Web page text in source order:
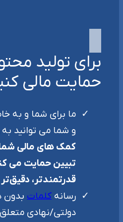
برای تولید
حمایت مالی
ما برای شما و به
و شما می توانید
کمک های مالی شما
تبیین حمایت می
قدرتمندتر،
رسانه کلماتبدون
دولتی/نهادی